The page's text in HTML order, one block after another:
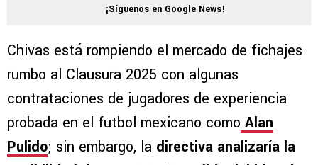
¡Síguenos en Google News!
Chivas está rompiendo el mercado de fichajes
rumbo al Clausura 2025 con algunas
contrataciones de jugadores de experiencia
probada en el futbol mexicano como Alan
Pulido; sin embargo, la directiva analizaría la